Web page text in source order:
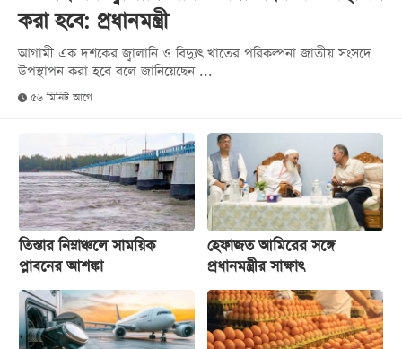
খেলা
বিনোদন
লাইফ
স্টাইল
তথ্যপ্রযুক্তি
সব
বিভাগ
ভিডিও
করা হবে: প্রধানমন্ত্রী
আগামী এক দশকের জ্বালানি ও বিদ্যুৎ খাতের পরিকল্পনা জাতীয় সংসদে
উপস্থাপন করা হবে বলে জানিয়েছেন ...
৫৬ মিনিট আগে
তিস্তার নিম্নাঞ্চলে সাময়িক
প্লাবনের আশঙ্কা
হেফাজত আমিরের সঙ্গে
প্রধানমন্ত্রীর সাক্ষাৎ